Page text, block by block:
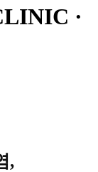
·
,